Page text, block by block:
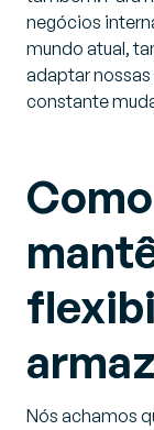
negócios
mundo atual,
adaptar
constante
Nós achamos